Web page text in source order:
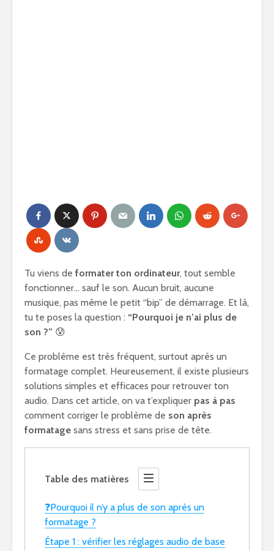
Tu viens de formater ton ordinateur, tout semble
fonctionner… sauf le son. Aucun bruit, aucune
musique, pas même le petit “bip” de démarrage. Et là,
tu te poses la question : “Pourquoi je n’ai plus de
son ?” 😰
Ce problème est très fréquent, surtout après un
formatage complet. Heureusement, il existe plusieurs
solutions simples et efficaces pour retrouver ton
audio. Dans cet article, on va t’expliquer pas à pas
comment corriger le problème de son après
formatage sans stress et sans prise de tête.
Table des matières
❓Pourquoi il n’y a plus de son après un
formatage ?
Étape 1 : vérifier les réglages audio de base